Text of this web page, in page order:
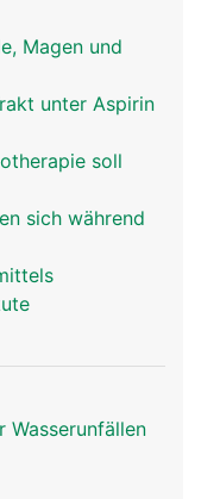
Magen und
unter Aspirin
soll
sich während
Wasserunfällen